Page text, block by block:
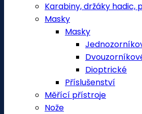
Karabiny, držáky hadic,
Masky
Masky
Dioptrické
Příslušenství
Měřící přístroje
Nože